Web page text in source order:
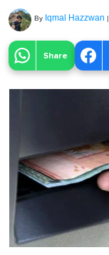
By Iqmal Hazzwan |
Share